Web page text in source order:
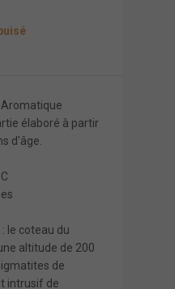
Aromatique
élaboré à partir
d'âge.
le coteau du
altitude de 200
de
intrusif de